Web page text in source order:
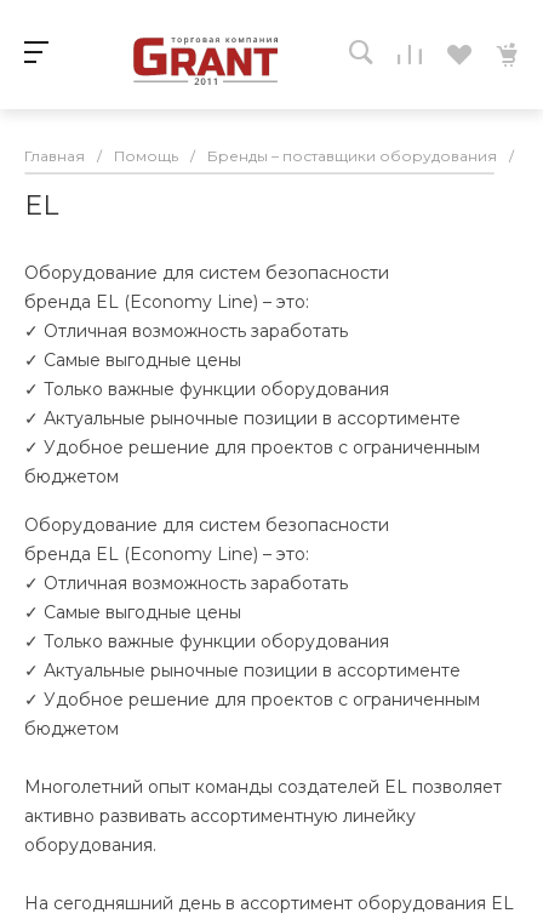
Главная / Помощь / Бренды – поставщики оборудования /
EL
Оборудование для систем безопасности
бренда EL (Economy Line) – это:
✓ Отличная возможность заработать
✓ Самые выгодные цены
✓ Только важные функции оборудования
✓ Актуальные рыночные позиции в ассортименте
✓ Удобное решение для проектов с ограниченным
бюджетом
Оборудование для систем безопасности
бренда EL (Economy Line) – это:
✓ Отличная возможность заработать
✓ Самые выгодные цены
✓ Только важные функции оборудования
✓ Актуальные рыночные позиции в ассортименте
✓ Удобное решение для проектов с ограниченным
бюджетом
Многолетний опыт команды создателей EL позволяет
активно развивать ассортиментную линейку
оборудования.
На сегодняшний день в ассортимент оборудования EL